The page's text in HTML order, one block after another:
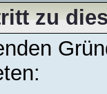
zu